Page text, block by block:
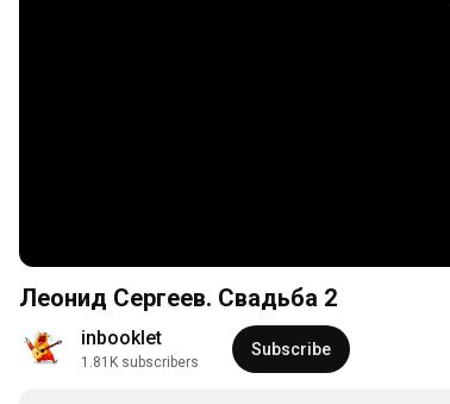
Леонид Сергеев. Свадьба 2
inbooklet
1.81K subscribers
Subscribe